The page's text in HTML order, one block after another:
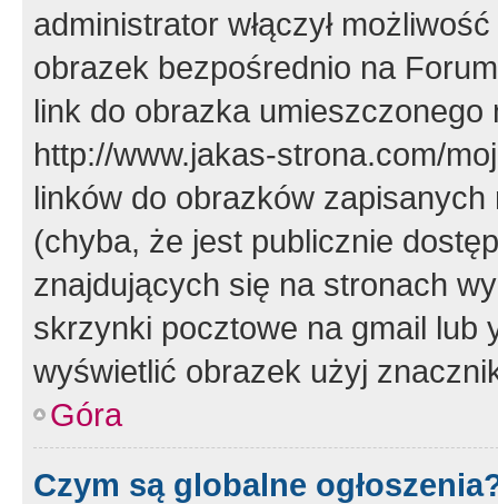
administrator włączył
obrazek bezpośrednio na
link do obrazka
http://www.jakas-strona.com/
linków do obrazków
(chyba, że jest publicznie
znajdujących się na stronach
skrzynki pocztowe na gmail lub
wyświetlić obrazek użyj
Góra
Czym są globalne